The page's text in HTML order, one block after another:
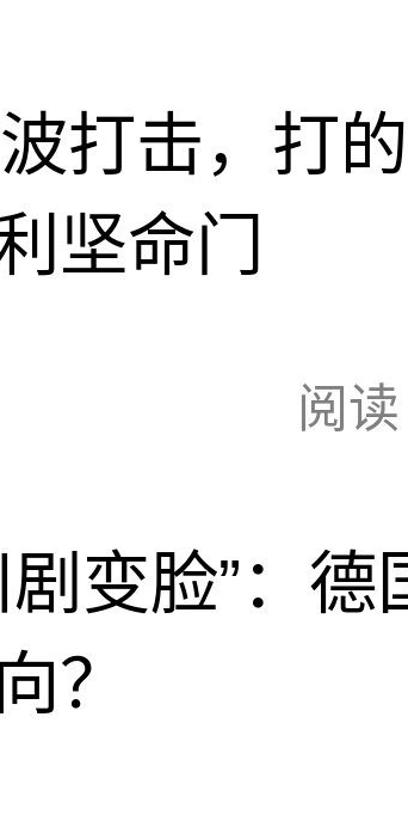
打击，打
坚命门
阅读
剧变脸”：
？